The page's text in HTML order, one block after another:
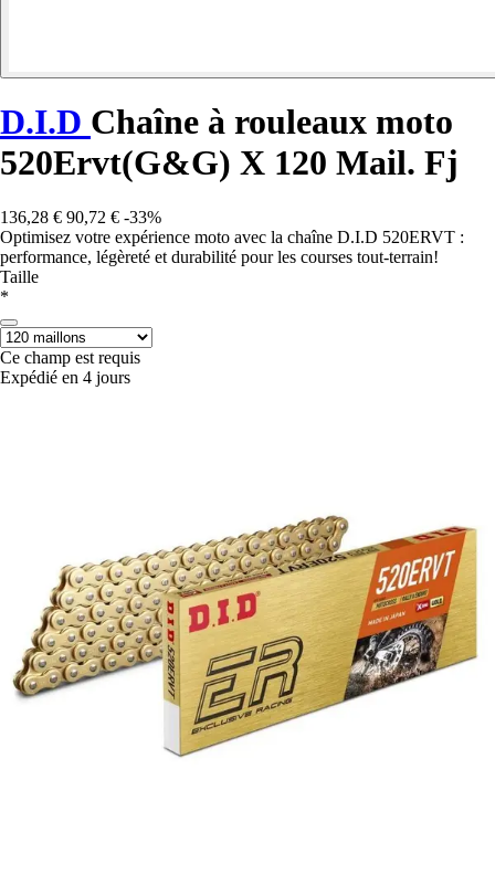
D.I.D Chaîne à rouleaux moto
520Ervt(G&G) X 120 Mail. Fj
136,28 € 90,72 € -33%
Optimisez votre expérience moto avec la chaîne D.I.D 520ERVT :
performance, légèreté et durabilité pour les courses tout-terrain!
Taille
*
Ce champ est requis
Expédié en 4 jours